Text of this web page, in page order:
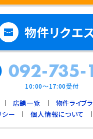
物件リクエ
092-735-
10:00～17:00受付
店舗一覧
物件ライブ
シー
個人情報について